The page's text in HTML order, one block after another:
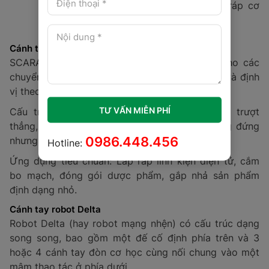
Place), cấp phôi cho máy CNC, và lắp ráp cơ
Cánh tay robot SCARA
SCARA là dòng robot được thiết kế tối ưu cho các
chuyển động trên một mặt phẳng nằm ngang và định
vị theo trục đứng.
Cấu trúc: Thường có 3 khớp xoay và 1 trục trượt
thẳng, làm robot rất "cứng vững" theo phương đứng
nhưng lại linh hoạt theo phương ngang.
Ứng dụng tiêu chuẩn: Lắp ráp linh kiện điện tử, cắm
bo mạch, đóng gói dược phẩm, gắp nhả sản phẩm
định dạng nhỏ.
Cánh tay robot Delta
Robot Delta (hay robot mạng nhện) có cấu trúc dạng
song song, bao gồm một đế cố định phía trên và 3
hoặc 4 cánh tay đòn cơ học cùng nối chung vào một
TƯ VẤN MIỄN PHÍ
Hotline: 0986.448.456